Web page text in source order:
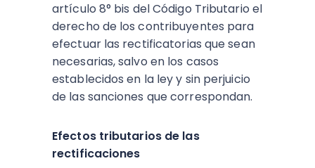
artículo 8° bis del Código Tributario el
derecho de los contribuyentes para
efectuar las rectificatorias que sean
necesarias, salvo en los casos
establecidos en la ley y sin perjuicio
de las sanciones que correspondan.
Efectos tributarios de las
rectificaciones